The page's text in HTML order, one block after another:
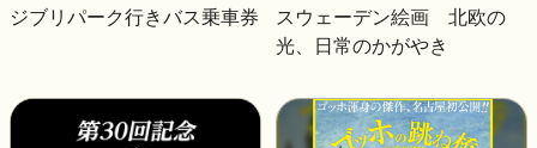
ジブリパーク行きバス乗車券
スウェーデン絵画 北欧の
光、日常のかがやき